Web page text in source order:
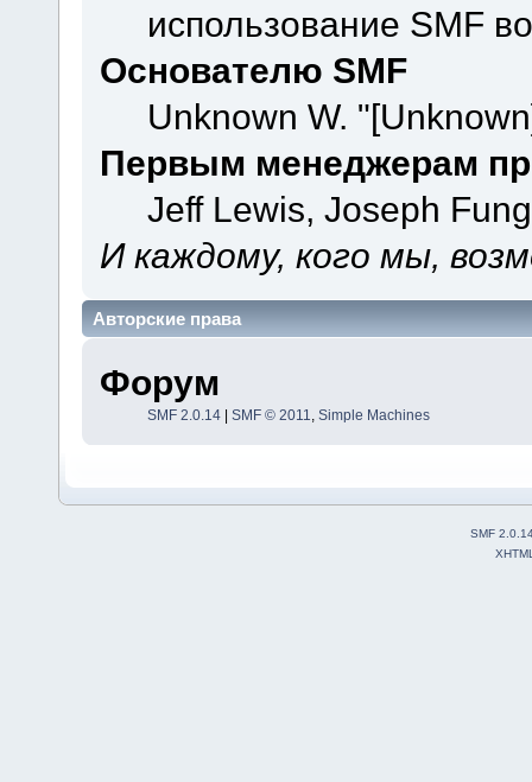
использование SMF
Основателю SMF
Unknown W.
Первым менеджерам
Jeff Lewis, Joseph
И каждому, кого мы,
Авторские права
Форум
SMF 2.0.14| SMF © 2011 Simple Machines
SMF